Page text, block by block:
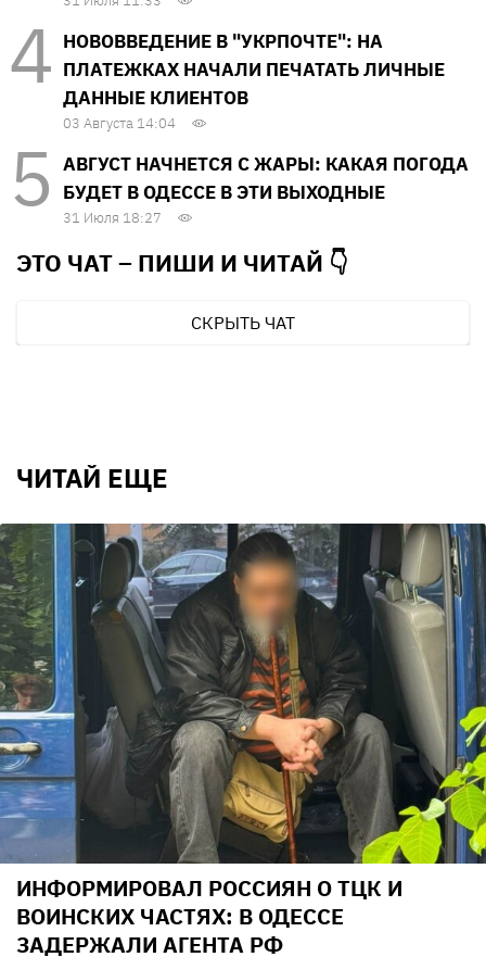
НОВОВВЕДЕНИЕ В "УКРПОЧТЕ": НА
ПЛАТЕЖКАХ НАЧАЛИ ПЕЧАТАТЬ ЛИЧНЫЕ
ДАННЫЕ КЛИЕНТОВ
03 Августа 14:04
АВГУСТ НАЧНЕТСЯ С ЖАРЫ: КАКАЯ ПОГОДА
БУДЕТ В ОДЕССЕ В ЭТИ ВЫХОДНЫЕ
31 Июля 18:27
ЭТО ЧАТ – ПИШИ И ЧИТАЙ 👇
СКРЫТЬ ЧАТ
ЧИТАЙ ЕЩЕ
ИНФОРМИРОВАЛ РОССИЯН О ТЦК И
ВОИНСКИХ ЧАСТЯХ: В ОДЕССЕ
ЗАДЕРЖАЛИ АГЕНТА РФ